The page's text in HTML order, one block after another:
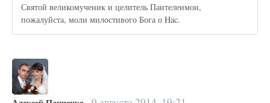
Святой великомученик и целитель Пантелеимон,
пожалуйста, моли милостивого Бога о Hac.